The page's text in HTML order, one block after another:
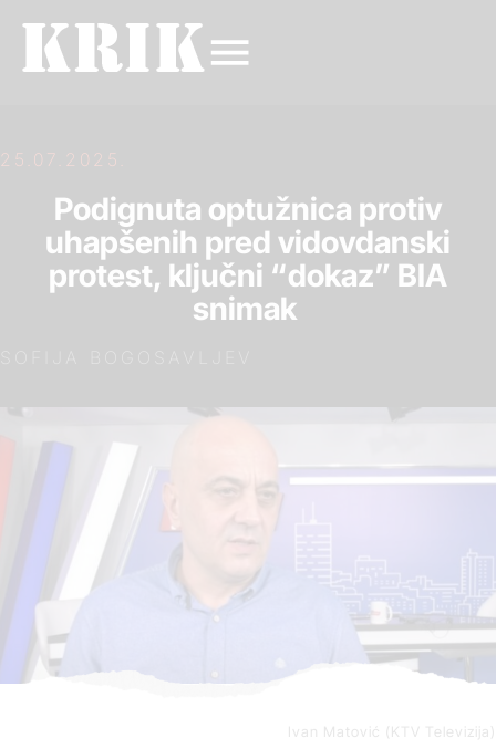
25.07.2025.
Podignuta optužnica protiv
uhapšenih pred vidovdanski
protest, ključni “dokaz” BIA
snimak
Ivan Matović (KTV Televizija)